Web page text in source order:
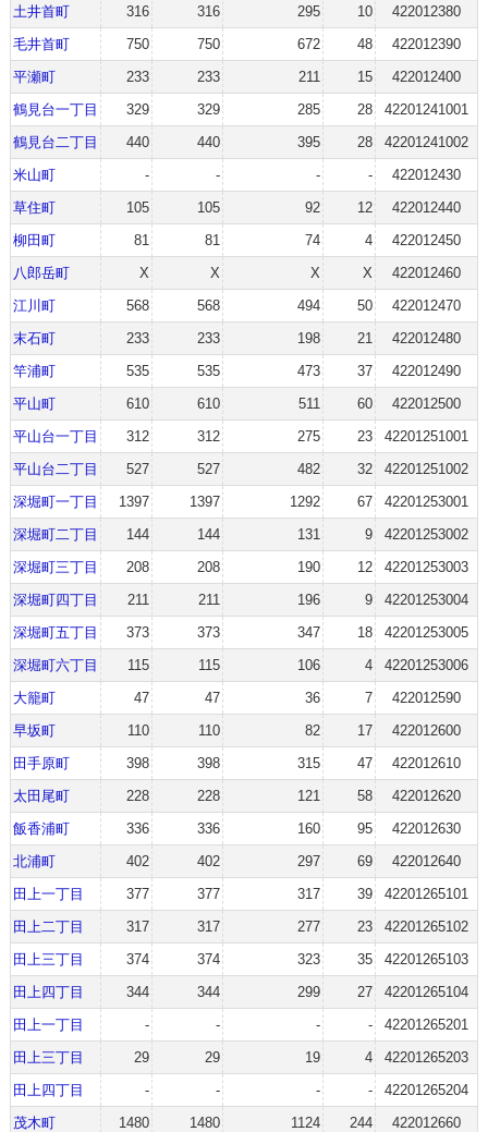
土井首町 316 316 295 10
422012380
毛井首町
750 750 672 48
422012390
平瀬町
233 233 211 15
422012400
鶴見台一丁目
329 329 285 28
42201241001
鶴見台二丁目
440 440 395 28
42201241002
米山町
- - - -
422012430
草住町
105 105 92 12
422012440
柳田町
81 81 74 4
422012450
八郎岳町
X X X X
422012460
江川町
568 568 494 50
422012470
末石町
233 233 198 21
422012480
竿浦町
535 535 473 37
422012490
平山町
610 610 511 60
422012500
平山台一丁目
312 312 275 23
42201251001
平山台二丁目
527 527 482 32
42201251002
深堀町一丁目
1397 1397 1292 67
42201253001
深堀町二丁目
144 144 131 9
42201253002
深堀町三丁目
208 208 190 12
42201253003
深堀町四丁目
211 211 196 9
42201253004
深堀町五丁目
373 373 347 18
42201253005
深堀町六丁目
115 115 106 4
42201253006
大籠町
47 47 36 7
422012590
早坂町
110 110 82 17
422012600
田手原町
398 398 315 47
422012610
太田尾町
228 228 121 58
422012620
飯香浦町
336 336 160 95
422012630
北浦町
402 402 297 69
422012640
田上一丁目
377 377 317 39
42201265101
田上二丁目
317 317 277 23
42201265102
田上三丁目
374 374 323 35
42201265103
田上四丁目
344 344 299 27
42201265104
田上一丁目
- - - -
42201265201
田上三丁目
29 29 19 4
42201265203
田上四丁目
- - - -
42201265204
茂木町
1480 1480 1124 244
422012660